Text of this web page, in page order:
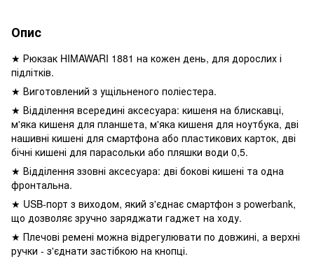
Опис
★ Рюкзак HIMAWARI 1881 на кожен день, для дорослих і
підлітків.
★ Виготовлений з ущільненого поліестера.
★ Відділення всередині аксесуара: кишеня на блискавці,
м'яка кишеня для планшета, м'яка кишеня для ноутбука, дві
нашивні кишені для смартфона або пластикових карток, дві
бічні кишені для парасольки або пляшки води 0,5.
★ Відділення ззовні аксесуара: дві бокові кишені та одна
фронтальна.
★ USB-порт з виходом, який з'єднає смартфон з powerbank,
що дозволяє зручно заряджати гаджет на ходу.
★ Плечові ремені можна відрегулювати по довжині, а верхні
ручки - з'єднати застібкою на кнопці.